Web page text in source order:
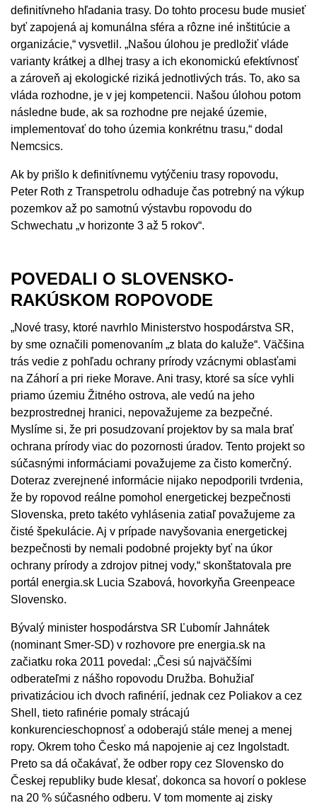
definitívneho hľadania trasy. Do tohto procesu bude musieť
byť zapojená aj komunálna sféra a rôzne iné inštitúcie a
organizácie,“ vysvetlil. „Našou úlohou je predložiť vláde
varianty krátkej a dlhej trasy a ich ekonomickú efektívnosť
a zároveň aj ekologické riziká jednotlivých trás. To, ako sa
vláda rozhodne, je v jej kompetencii. Našou úlohou potom
následne bude, ak sa rozhodne pre nejaké územie,
implementovať do toho územia konkrétnu trasu,“ dodal
Nemcsics.
Ak by prišlo k definitívnemu vytýčeniu trasy ropovodu,
Peter Roth z Transpetrolu odhaduje čas potrebný na výkup
pozemkov až po samotnú výstavbu ropovodu do
Schwechatu „v horizonte 3 až 5 rokov“.
POVEDALI O SLOVENSKO-
RAKÚSKOM ROPOVODE
„Nové trasy, ktoré navrhlo Ministerstvo hospodárstva SR,
by sme označili pomenovaním „z blata do kaluže“. Väčšina
trás vedie z pohľadu ochrany prírody vzácnymi oblasťami
na Záhorí a pri rieke Morave. Ani trasy, ktoré sa síce vyhli
priamo územiu Žitného ostrova, ale vedú na jeho
bezprostrednej hranici, nepovažujeme za bezpečné.
Myslíme si, že pri posudzovaní projektov by sa mala brať
ochrana prírody viac do pozornosti úradov. Tento projekt so
súčasnými informáciami považujeme za čisto komerčný.
Doteraz zverejnené informácie nijako nepodporili tvrdenia,
že by ropovod reálne pomohol energetickej bezpečnosti
Slovenska, preto takéto vyhlásenia zatiaľ považujeme za
čisté špekulácie. Aj v prípade navyšovania energetickej
bezpečnosti by nemali podobné projekty byť na úkor
ochrany prírody a zdrojov pitnej vody,“ skonštatovala pre
portál energia.sk Lucia Szabová, hovorkyňa Greenpeace
Slovensko.
Bývalý minister hospodárstva SR Ľubomír Jahnátek
(nominant Smer-SD) v rozhovore pre energia.sk na
začiatku roka 2011 povedal: „Česi sú najväčšími
odberateľmi z nášho ropovodu Družba. Bohužiaľ
privatizáciou ich dvoch rafinérií, jednak cez Poliakov a cez
Shell, tieto rafinérie pomaly strácajú
konkurencieschopnosť a odoberajú stále menej a menej
ropy. Okrem toho Česko má napojenie aj cez Ingolstadt.
Preto sa dá očakávať, že odber ropy cez Slovensko do
Českej republiky bude klesať, dokonca sa hovorí o poklese
na 20 % súčasného odberu. V tom momente aj zisky